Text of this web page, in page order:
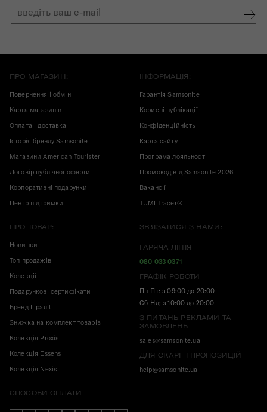
ПРО МАГАЗИН:
Повернення і обмін
Карта магазинів
Оплата і доставка
Історія бренду Samsonite
Магазини American Tourister
Договір публічної оферти
Корпоративні подарунки
Центр підтримки
ІНФОРМАЦІЯ:
Гарантія Samsonite
Корисні публікації
Конфіденційність
Карта сайту
Програма лояльності
Промокод від Samsonite 2026
Вакансії
TUMI Tracer®
ПРО ТОВАР:
Новинки
Топ продажів
Колекції
Подарункові сертифікати
Бренд Lipault
Знижка на комплект товарів
Колекція Proxis
Колекція Essens
Колекція Nexis
ЗВ'ЯЗАТИСЯ З НАМИ:
ГАРЯЧА ЛІНІЯ
080 033 0371
ГРАФІК РОБОТИ
Пн-Пт: з 09:00 до 20:00
Сб-Нд: з 10:00 до 20:00
З ПИТАНЬ РЕКЛАМИ ТА
ЗАМОВЛЕНЬ
sales@samsonite.ua
ДЛЯ СКАРГ І ПРОПОЗИЦІЙ
help@samsonite.ua
СПОСОБИ ОПЛАТИ